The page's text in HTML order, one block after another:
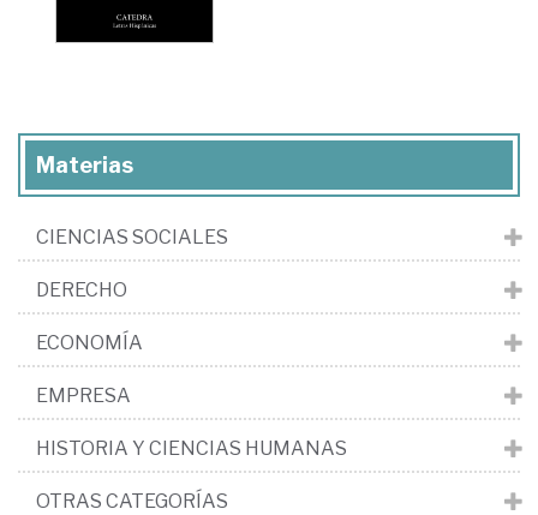
Materias
CIENCIAS SOCIALES
DERECHO
ECONOMÍA
EMPRESA
HISTORIA Y CIENCIAS HUMANAS
OTRAS CATEGORÍAS